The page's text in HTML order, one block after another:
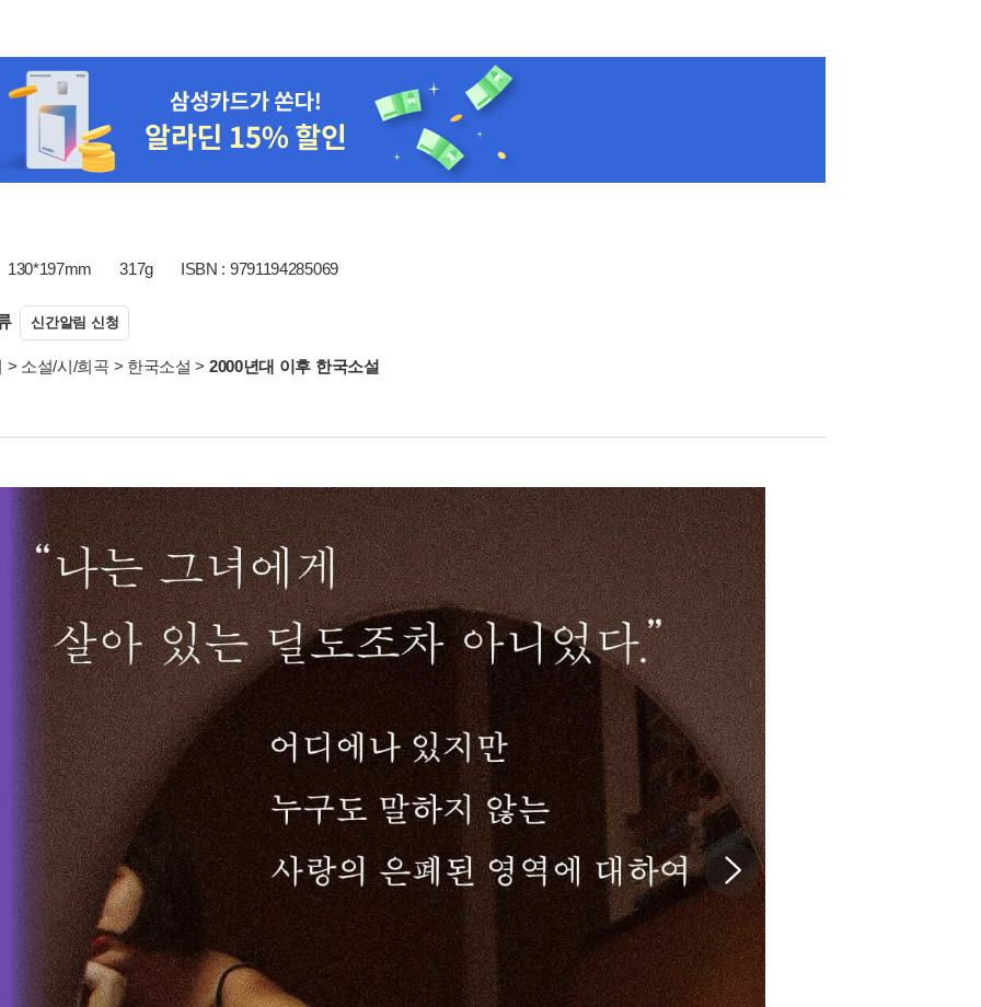
130*197mm 317g ISBN : 9791194285069
신간알림 신청
> 소설/시/희곡 > 한국소설 > 2000년대 이후 한국소설